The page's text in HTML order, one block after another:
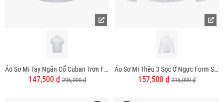
Áo Sơ Mi Tay Ngắn Cổ Cuban Trơn Form Regular SM151
147,500 ₫295,000 ₫
Áo Sơ Mi Thêu 3 Sọc Ở Ngực Form Slimfit SM163
157,500 ₫315,000 ₫